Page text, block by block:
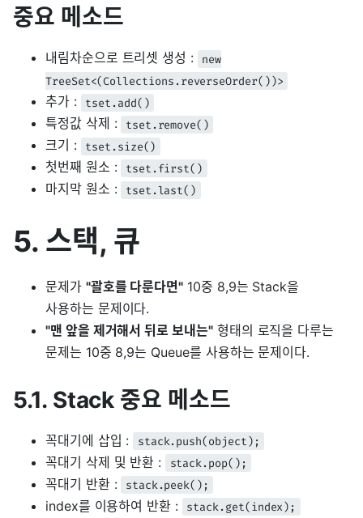
중요 메소드
내림차순으로 트리셋 생성 :
new
TreeSet<(Collections.reverseOrder())>
추가 : tset.add()
특정값 삭제 : tset.remove()
크기 : tset.size()
첫번째 원소 : tset.first()
마지막 원소 : tset.last()
5. 스택, 큐
문제가 "괄호를 다룬다면" 10중 8,9는 Stack을
사용하는 문제이다.
"맨 앞을 제거해서 뒤로 보내는"형태의 로직을 다루는
문제는 10중 8,9는 Queue를 사용하는 문제이다.
5.1. Stack 중요 메소드
꼭대기에 삽입 : stack.push(object);
꼭대기 삭제 및 반환 : stack.pop();
꼭대기 반환 : stack.peek();
index를 이용하여 반환 : stack.get(index);